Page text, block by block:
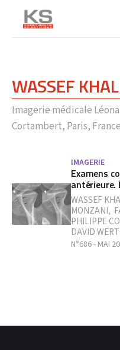
WASSEF
Imagerie médicale
Cortambert, Paris, France
IMAGERIE
Examens
antérieure.
WASSEF
MONZANI,
PHILIPPE
DAVID
N°686 - MAI